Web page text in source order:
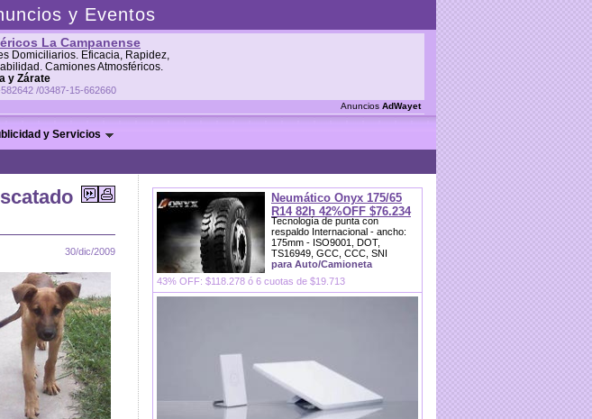
y Eventos
La Campanense
Domiciliarios. Eficacia, Rapidez,
Camiones Atmosféricos.
y Zárate
/03487-15-662660
Anuncios AdWayet
y Servicios
30/dic/2009
Neumático Onyx 175/65
R14 82h 42%OFF $76.234
Tecnología de punta con
respaldo Internacional - ancho:
175mm - ISO9001, DOT,
TS16949, GCC, CCC, SNI
para Auto/Camioneta
43% OFF: $118.278 ó 6 cuotas de $19.713